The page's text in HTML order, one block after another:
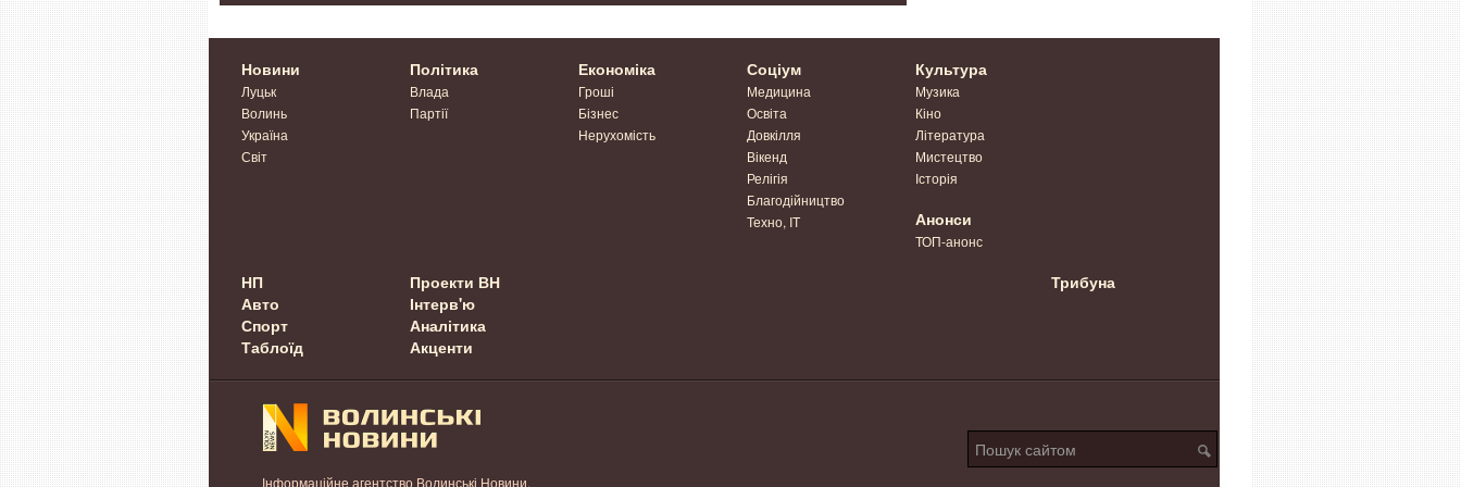
Новини
Луцьк
Волинь
Україна
Світ
Політика
Влада
Партії
Економіка
Гроші
Бізнес
Нерухомість
Соціум
Медицина
Освіта
Довкілля
Вікенд
Релігія
Благодійництво
Техно, IT
Культура
Музика
Кіно
Література
Мистецтво
Історія
Анонси
ТОП-анонс
НП
Авто
Спорт
Таблоїд
Проекти ВН
Інтерв'ю
Аналітика
Акценти
Трибуна
Інформаційне агентство Волинські Новини.